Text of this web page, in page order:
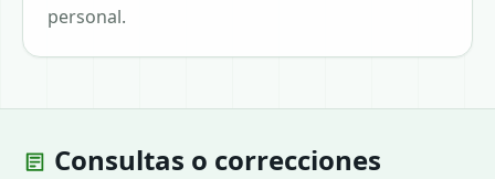
personal.
Consultas o correcciones